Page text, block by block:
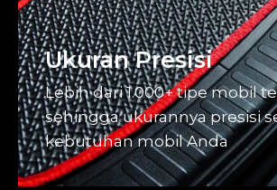
Ukuran Presisi
Lebih dari 1.000+ tipe mobil
sehingga ukurannya presisi
kebutuhan mobil Anda